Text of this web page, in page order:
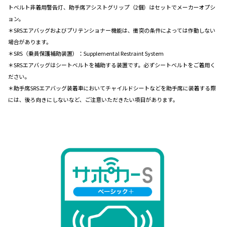
トベルト非着用警告灯、助手席アシストグリップ（2個）はセットでメーカーオプシ
ョン。
＊SRSエアバッグおよびプリテンショナー機能は、衝突の条件によっては作動しない
場合があります。
＊SRS（乗員保護補助装置）：Supplemental Restraint System
＊SRSエアバッグはシートベルトを補助する装置です。必ずシートベルトをご着用く
ださい。
＊助手席SRSエアバッグ装着車においてチャイルドシートなどを助手席に装着する際
には、後ろ向きにしないなど、ご注意いただきたい項目があります。